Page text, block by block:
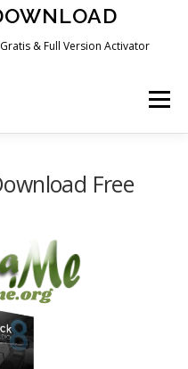
& Full Version Activator
Menu
Free